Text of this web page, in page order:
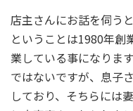
店主さんにお話を伺う
ということは1980年創
業している事になりま
ではないですが、息子
しており、そちらには